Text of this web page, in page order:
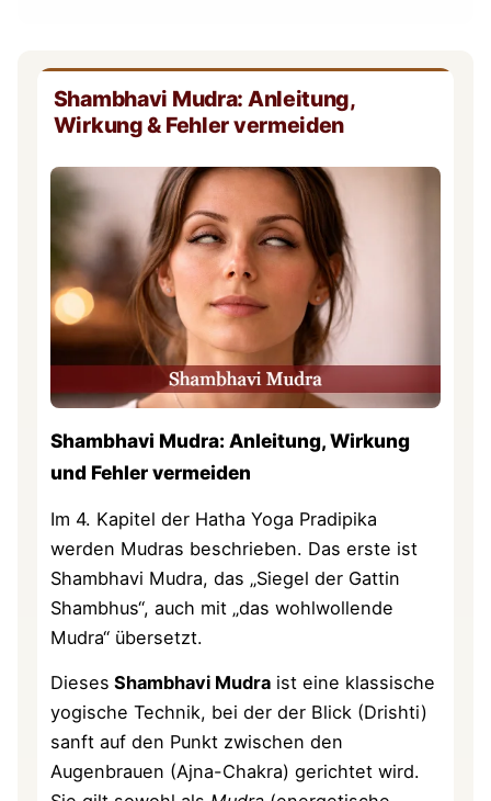
Shambhavi Mudra: Anleitung,
Wirkung & Fehler vermeiden
Shambhavi Mudra: Anleitung, Wirkung
und Fehler vermeiden
Im 4. Kapitel der Hatha Yoga Pradipika
werden Mudras beschrieben. Das erste ist
Shambhavi Mudra, das „Siegel der Gattin
Shambhus“, auch mit „das wohlwollende
Mudra“ übersetzt.
Dieses Shambhavi Mudra ist eine klassische
yogische Technik, bei der der Blick (Drishti)
sanft auf den Punkt zwischen den
Augenbrauen (Ajna-Chakra) gerichtet wird.